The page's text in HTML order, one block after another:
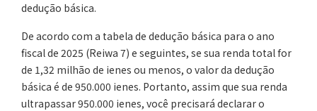
dedução básica.
De acordo com a tabela de dedução básica para o ano
fiscal de 2025 (Reiwa 7) e seguintes, se sua renda total for
de 1,32 milhão de ienes ou menos, o valor da dedução
básica é de 950.000 ienes. Portanto, assim que sua renda
ultrapassar 950.000 ienes, você precisará declarar o